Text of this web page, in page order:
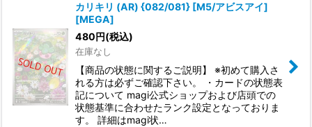
カリキリ (AR) {082/081} [M5/アビスアイ]
[MEGA]
480円(税込)
在庫なし
【商品の状態に関するご説明】 ※初めて購入さ
れる方は必ずご確認下さい。 ・カードの状態表
記について magi公式ショップおよび店頭での
状態基準に合わせたランク設定となっておりま
す。 詳細はmagi状…